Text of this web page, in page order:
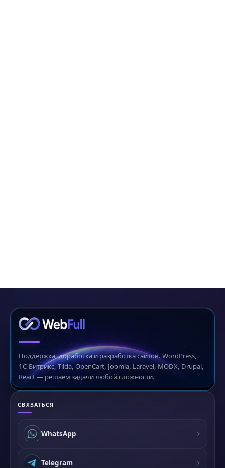
Поддержка, доработка и разработка сайтов. WordPress,
1С-Битрикс, Tilda, OpenCart, Joomla, Laravel, MODX, Drupal,
React — решаем задачи любой сложности.
СВЯЗАТЬСЯ
WhatsApp
Telegram